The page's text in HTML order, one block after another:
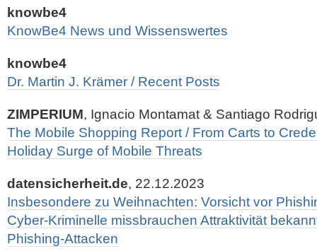
knowbe4
KnowBe4 News und Wissenswertes
knowbe4
Dr. Martin J. Krämer / Recent Posts
ZIMPERIUM, Ignacio Montamat & Santiago
The Mobile Shopping Report / From Carts to
Holiday Surge of Mobile Threats
datensicherheit.de, 22.12.2023
Insbesondere zu Weihnachten: Vorsicht vor
Cyber-Kriminelle missbrauchen Attraktivität
Phishing-Attacken